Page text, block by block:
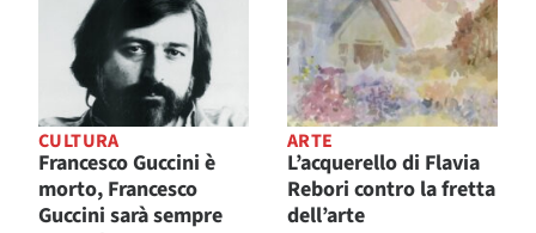
CULTURA
Francesco Guccini è
morto, Francesco
Guccini sarà sempre
ARTE
L’acquerello di Flavia
Rebori contro la fretta
dell’arte